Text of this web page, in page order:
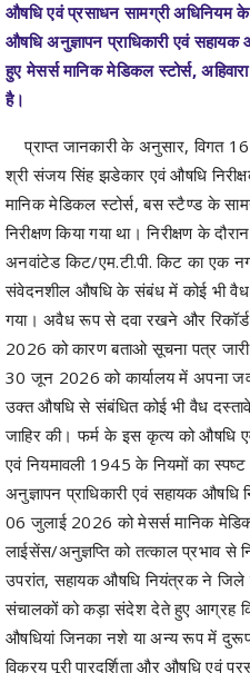
हुए मेसर्स मानिक मेडिकल स्टोर्स,
है।
प्राप्त जानकारी के अनुसार, विगत
श्री संजय सिंह झडेकार एवं औषधि निरीक्षक
मानिक मेडिकल स्टोर्स, बस स्टैण्ड के
निरीक्षण किया गया था। निरीक्षण के
अनवांटेड किट/एम.टी.पी. किट का एक
संवेदनशील औषधि के संबंध में कोई भी वैध
गया। अवैध रूप से दवा रखने और
2026 को कारण बताओ सूचना पत्र जारी
30 जून 2026 को कार्यालय में अपना
उक्त औषधि से संबंधित कोई भी वैध
जाहिर की। फर्म के इस कृत्य को औषधि
एवं नियमावली 1945 के नियमों का
अनुज्ञापन प्राधिकारी एवं सहायक औषधि
06 जुलाई 2026 को मेसर्स मानिक
लाईसेंस/अनुज्ञप्ति को तत्काल प्रभाव से
उपरांत, सहायक औषधि नियंत्रक ने जिले
संचालकों को कड़ा संदेश देते हुए आग्रह
औषधियां जिनका नशे या अन्य रूप में
विक्रय पूरी पारदर्शिता और औषधि एवं
नियमावली 1945 के नियमों के तहत ही
प्रकार का उल्लंघन या लापरवाही पाए